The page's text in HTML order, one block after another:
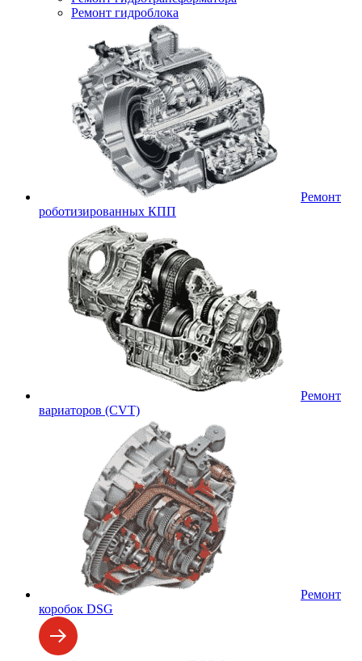
Ремонт гидроблока
Ремонт
роботизированных КПП
Ремонт
вариаторов (CVT)
Ремонт
коробок DSG